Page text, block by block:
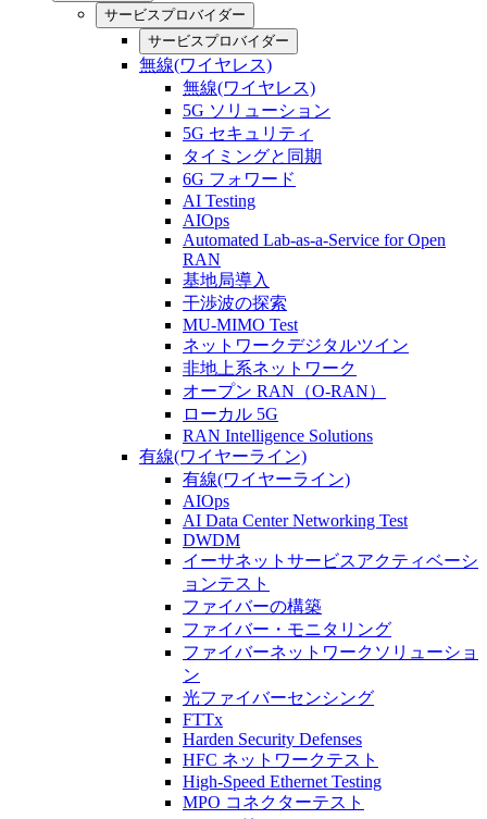
サービスプロバイダー
サービスプロバイダー
無線(ワイヤレス)
無線(ワイヤレス)
5G ソリューション
5G セキュリティ
タイミングと同期
6G フォワード
AI Testing
AIOps
Automated Lab-as-a-Service for Open
RAN
基地局導入
干渉波の探索
MU-MIMO Test
ネットワークデジタルツイン
非地上系ネットワーク
オープン RAN（O-RAN）
ローカル 5G
RAN Intelligence Solutions
有線(ワイヤーライン)
有線(ワイヤーライン)
AIOps
AI Data Center Networking Test
DWDM
イーサネットサービスアクティベーシ
ョンテスト
ファイバーの構築
ファイバー・モニタリング
ファイバーネットワークソリューショ
ン
光ファイバーセンシング
FTTx
Harden Security Defenses
HFC ネットワークテスト
High-Speed Ethernet Testing
MPO コネクターテスト